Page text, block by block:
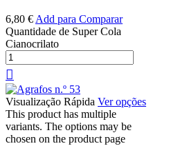
6,80 €Add para Comparar
Quantidade de Super Cola
Cianocrilato
Visualização Rápida Ver opções
This product has multiple
variants. The options may be
chosen on the product page